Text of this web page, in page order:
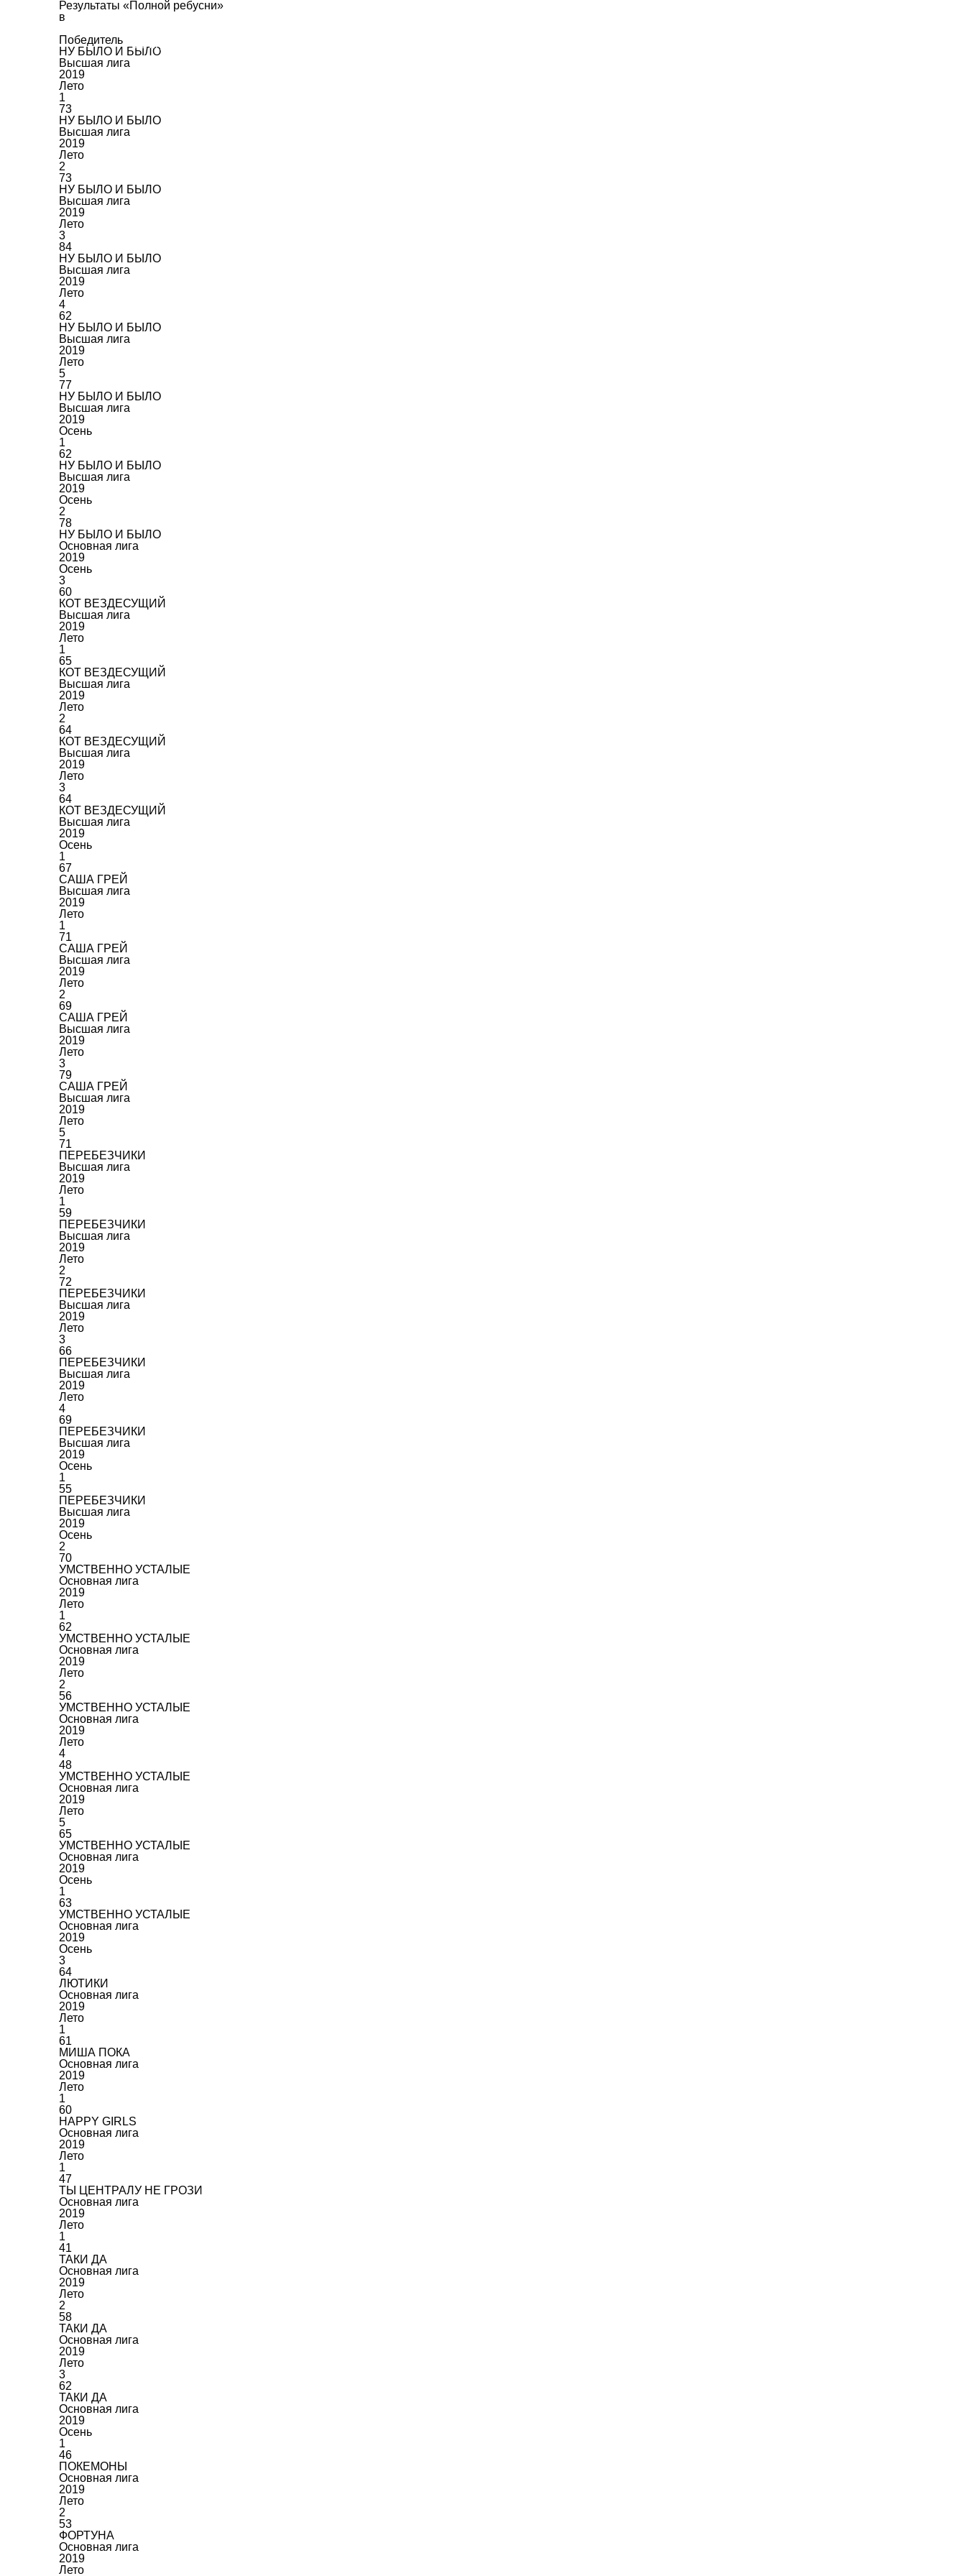
Об игре
Результаты «Полной ребусни»
в
Победитель
НУ БЫЛО И БЫЛО
Высшая лига
2019
Лето
1
73
НУ БЫЛО И БЫЛО
Высшая лига
2019
Лето
2
73
НУ БЫЛО И БЫЛО
Высшая лига
2019
Лето
3
84
НУ БЫЛО И БЫЛО
Высшая лига
2019
Лето
4
62
НУ БЫЛО И БЫЛО
Высшая лига
2019
Лето
5
77
НУ БЫЛО И БЫЛО
Высшая лига
2019
Осень
1
62
НУ БЫЛО И БЫЛО
Высшая лига
2019
Осень
2
78
НУ БЫЛО И БЫЛО
Основная лига
2019
Осень
3
60
КОТ ВЕЗДЕСУЩИЙ
Высшая лига
2019
Лето
1
65
КОТ ВЕЗДЕСУЩИЙ
Высшая лига
2019
Лето
2
64
КОТ ВЕЗДЕСУЩИЙ
Высшая лига
2019
Лето
3
64
КОТ ВЕЗДЕСУЩИЙ
Высшая лига
2019
Осень
1
67
САША ГРЕЙ
Высшая лига
2019
Лето
1
71
САША ГРЕЙ
Высшая лига
2019
Лето
2
69
САША ГРЕЙ
Высшая лига
2019
Лето
3
79
САША ГРЕЙ
Высшая лига
2019
Лето
5
71
ПЕРЕБЕЗЧИКИ
Высшая лига
2019
Лето
1
59
ПЕРЕБЕЗЧИКИ
Высшая лига
2019
Лето
2
72
ПЕРЕБЕЗЧИКИ
Высшая лига
2019
Лето
3
66
ПЕРЕБЕЗЧИКИ
Высшая лига
2019
Лето
4
69
ПЕРЕБЕЗЧИКИ
Высшая лига
2019
Осень
1
55
ПЕРЕБЕЗЧИКИ
Высшая лига
2019
Осень
2
70
УМСТВЕННО УСТАЛЫЕ
Основная лига
2019
Лето
1
62
УМСТВЕННО УСТАЛЫЕ
Основная лига
2019
Лето
2
56
УМСТВЕННО УСТАЛЫЕ
Основная лига
2019
Лето
4
48
УМСТВЕННО УСТАЛЫЕ
Основная лига
2019
Лето
5
65
УМСТВЕННО УСТАЛЫЕ
Основная лига
2019
Осень
1
63
УМСТВЕННО УСТАЛЫЕ
Основная лига
2019
Осень
3
64
ЛЮТИКИ
Основная лига
2019
Лето
1
61
МИША ПОКА
Основная лига
2019
Лето
1
60
HAPPY GIRLS
Основная лига
2019
Лето
1
47
ТЫ ЦЕНТРАЛУ НЕ ГРОЗИ
Основная лига
2019
Лето
1
41
ТАКИ ДА
Основная лига
2019
Лето
2
58
ТАКИ ДА
Основная лига
2019
Лето
3
62
ТАКИ ДА
Основная лига
2019
Осень
1
46
ПОКЕМОНЫ
Основная лига
2019
Лето
2
53
ФОРТУНА
Основная лига
2019
Лето